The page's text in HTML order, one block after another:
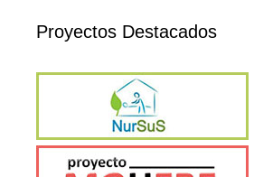
Proyectos Destacados